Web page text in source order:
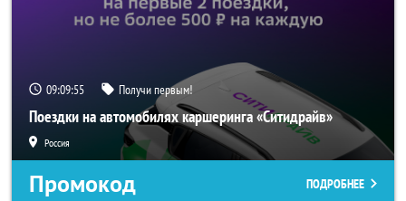
09:09:54 Получи первым!
Поездки на автомобилях каршеринга «Ситидрайв»
Россия
Промокод ПОДРОБНЕЕ